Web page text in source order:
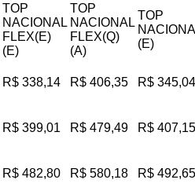
TOP
NACIONAL
FLEX(E)
(E)
TOP
NACIONAL
FLEX(Q)
(A)
TOP
(E)
R$ 338,14 R$ 406,35 R$ 345,04
R$ 399,01 R$ 479,49 R$ 407,15
R$ 482,80 R$ 580,18 R$ 492,65